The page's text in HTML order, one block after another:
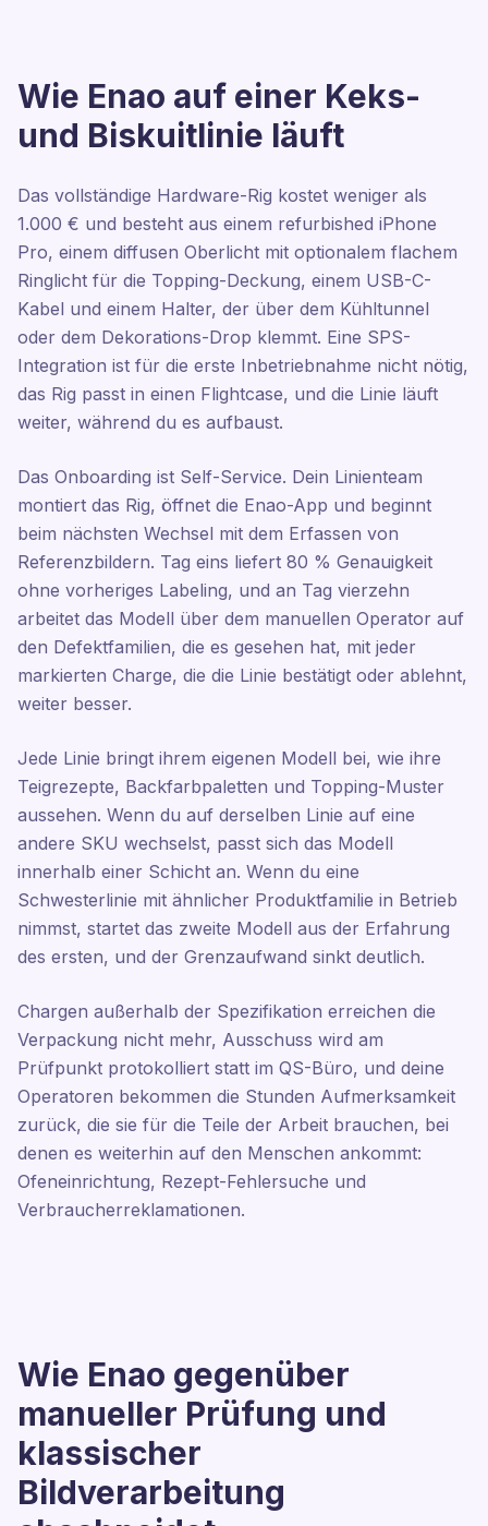
Wie Enao auf einer Keks-
und Biskuitlinie läuft
Das vollständige Hardware-Rig kostet weniger als
1.000 € und besteht aus einem refurbished iPhone
Pro, einem diffusen Oberlicht mit optionalem flachem
Ringlicht für die Topping-Deckung, einem USB-C-
Kabel und einem Halter, der über dem Kühltunnel
oder dem Dekorations-Drop klemmt. Eine SPS-
Integration ist für die erste Inbetriebnahme nicht nötig,
das Rig passt in einen Flightcase, und die Linie läuft
weiter, während du es aufbaust.
Das Onboarding ist Self-Service. Dein Linienteam
montiert das Rig, öffnet die Enao-App und beginnt
beim nächsten Wechsel mit dem Erfassen von
Referenzbildern. Tag eins liefert 80 % Genauigkeit
ohne vorheriges Labeling, und an Tag vierzehn
arbeitet das Modell über dem manuellen Operator auf
den Defektfamilien, die es gesehen hat, mit jeder
markierten Charge, die die Linie bestätigt oder ablehnt,
weiter besser.
Jede Linie bringt ihrem eigenen Modell bei, wie ihre
Teigrezepte, Backfarbpaletten und Topping-Muster
aussehen. Wenn du auf derselben Linie auf eine
andere SKU wechselst, passt sich das Modell
innerhalb einer Schicht an. Wenn du eine
Schwesterlinie mit ähnlicher Produktfamilie in Betrieb
nimmst, startet das zweite Modell aus der Erfahrung
des ersten, und der Grenzaufwand sinkt deutlich.
Chargen außerhalb der Spezifikation erreichen die
Verpackung nicht mehr, Ausschuss wird am
Prüfpunkt protokolliert statt im QS-Büro, und deine
Operatoren bekommen die Stunden Aufmerksamkeit
zurück, die sie für die Teile der Arbeit brauchen, bei
denen es weiterhin auf den Menschen ankommt:
Ofeneinrichtung, Rezept-Fehlersuche und
Verbraucherreklamationen.
Wie Enao gegenüber
manueller Prüfung und
klassischer
Bildverarbeitung